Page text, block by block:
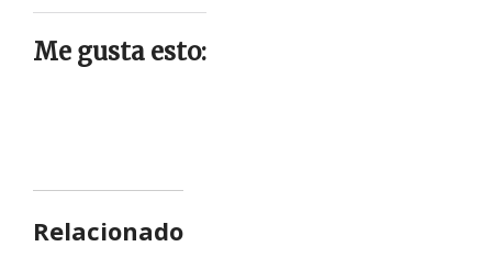
Me gusta esto:
Relacionado